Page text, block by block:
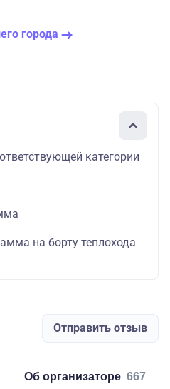
города
категории
на борту теплохода
Отправить отзыв
об организаторе 667